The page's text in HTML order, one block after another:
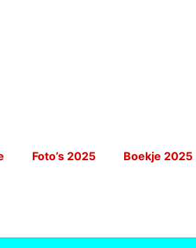
Foto’s 2025 Boekje 2025